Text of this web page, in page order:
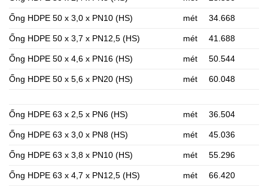
Ống HDPE 50 x 3,0 x PN10 (HS) mét 34.668
Ống HDPE 50 x 3,7 x PN12,5 (HS) mét 41.688
Ống HDPE 50 x 4,6 x PN16 (HS) mét 50.544
Ống HDPE 50 x 5,6 x PN20 (HS) mét 60.048
Ống HDPE 63 x 2,5 x PN6 (HS) mét 36.504
Ống HDPE 63 x 3,0 x PN8 (HS) mét 45.036
Ống HDPE 63 x 3,8 x PN10 (HS) mét 55.296
Ống HDPE 63 x 4,7 x PN12,5 (HS) mét 66.420